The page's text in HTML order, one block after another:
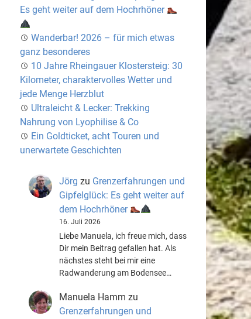
Es geht weiter auf dem Hochrhöner
Wanderbar! 2026 – für mich etwas
ganz besonderes
10 Jahre Rheingauer Klostersteig: 30
Kilometer, charaktervolles Wetter und
jede Menge Herzblut
Ultraleicht & Lecker: Trekking
Nahrung von Lyophilise & Co
Ein Goldticket, acht Touren und
unerwartete Geschichten
Jörg zu Grenzerfahrungen und
Gipfelglück: Es geht weiter auf
dem Hochrhöner
16. Juli 2026
Liebe Manuela, ich freue mich, dass
Dir mein Beitrag gefallen hat. Als
nächstes steht bei mir eine
Radwanderung am Bodensee…
Manuela Hamm zu
Grenzerfahrungen und